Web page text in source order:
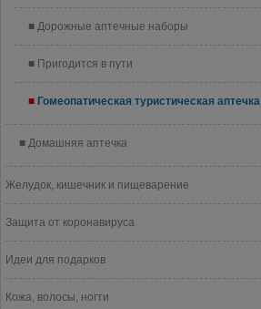
Дорожные аптечные наборы
Пригодится в пути
Гомеопатическая туристическая аптечка
Домашняя аптечка
Желудок, кишечник и пищеварение
Защита от коронавируса
Идеи для подарков
Кожа, волосы, ногти